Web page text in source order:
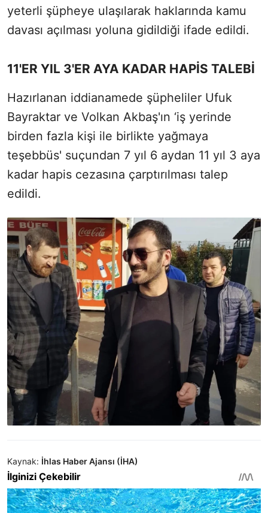
yeterli şüpheye ulaşılarak haklarında kamu
davası açılması yoluna gidildiği ifade edildi.
11'ER YIL 3'ER AYA KADAR HAPİS TALEBİ
Hazırlanan iddianamede şüpheliler Ufuk
Bayraktar ve Volkan Akbaş'ın ‘iş yerinde
birden fazla kişi ile birlikte yağmaya
teşebbüs' suçundan 7 yıl 6 aydan 11 yıl 3 aya
kadar hapis cezasına çarptırılması talep
edildi.
Kaynak: İhlas Haber Ajansı (İHA)